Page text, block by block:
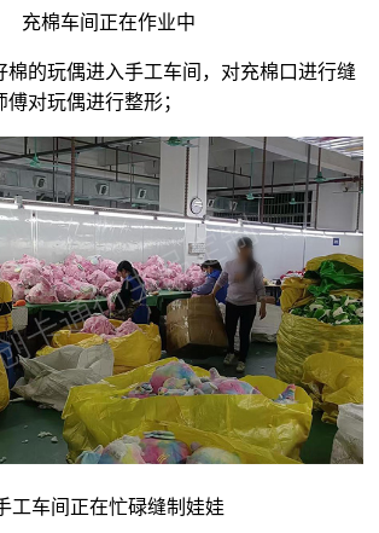
充棉车间正在作业中
棉的玩偶进入手工车间，对充棉口进行缝
对玩偶进行整形；
工车间正在忙碌缝制娃娃